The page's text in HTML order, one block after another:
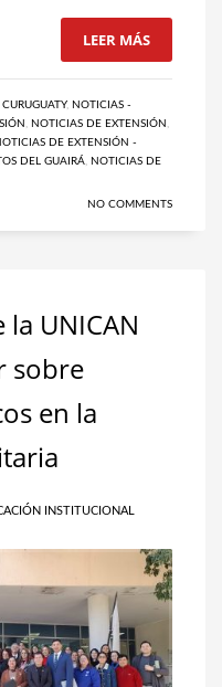
LEER MÁS
, NOTICIAS -
NOTICIAS DE EXTENSIÓN
DE EXTENSIÓN -
DEL GUAIRÁ
NOTICIAS DE
NO COMMENTS
UNICAN
sobre
en la
INSTITUCIONAL